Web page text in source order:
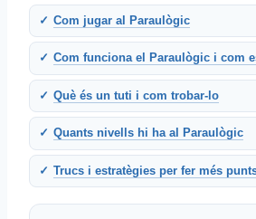
Com jugar al Paraulògic
Com funciona el Paraulògic i com
Què és un tuti i com trobar-lo
Quants nivells hi ha al Paraulògic
Trucs i estratègies per fer més